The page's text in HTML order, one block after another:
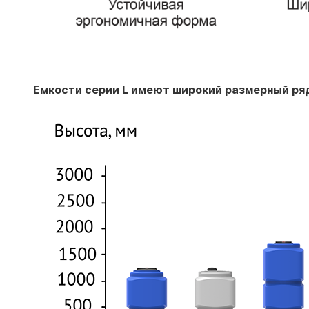
Емкости серии L имеют широкий размерный